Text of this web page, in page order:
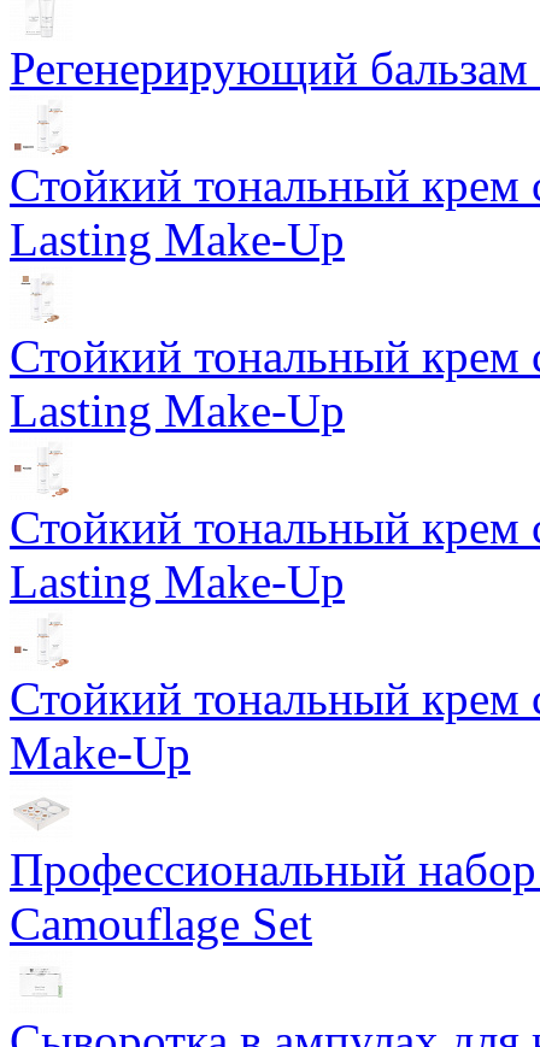
Регенерирующий
Стойкий тональный
Lasting Make-Up
Стойкий тональный
Lasting Make-Up
Стойкий тональный
Lasting Make-Up
Стойкий тональный
Make-Up
Профессиональный
Camouflage Set